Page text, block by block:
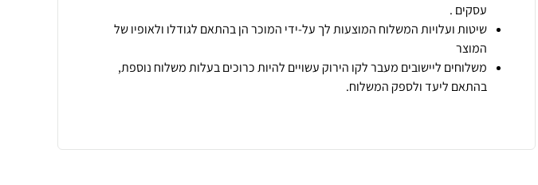
עסקים .
שיטות ועלויות המשלוח המוצעות לך על-ידי המוכר הן בהתאם לגודלו ולאופיו של
המוצר
משלוחים ליישובים מעבר לקו הירוק עשויים להיות כרוכים בעלות משלוח נוספת,
בהתאם ליעד ולספק המשלוח.